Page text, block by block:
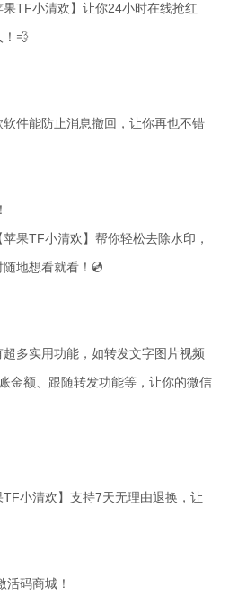
TF小清欢】让你24小时在线抢红
！💨
件能防止消息撤回，让你再也不错
果TF小清欢】帮你轻松去除水印，
地想看就看！💿
多实用功能，如转发文字图片视频
金额、跟随转发功能等，让你的微信
小清欢】支持7天无理由退换，让
码商城！